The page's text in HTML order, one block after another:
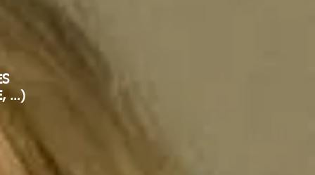
…)